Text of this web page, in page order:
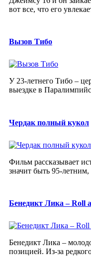
вот все, что его
Вызов Тибо
У 23-летнего Тибо –
выездке в
Чердак полный кукол
Фильм рассказывает
значит быть 95-
Бенедикт Лика – Roll
Бенедикт Лика –
позицией. Из-за